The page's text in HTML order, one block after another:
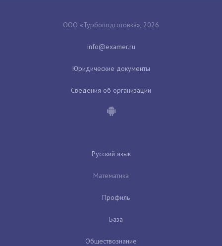
ООО «Турбоподготовка», 2026
Юридические документы
Сведения об организации
Русский язык
Математика
Профиль
База
Обществознание